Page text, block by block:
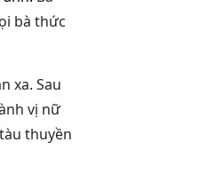
bà thức
xa. Sau
vị nữ
thuyền